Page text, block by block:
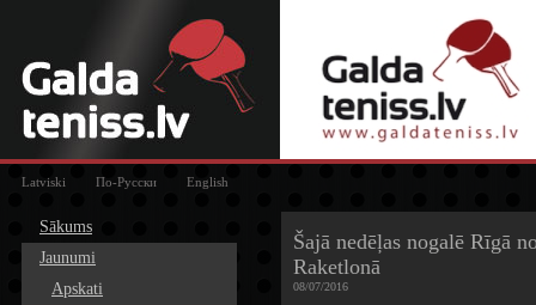
Latviski По-Русски English
Sākums
Jaunumi
Apskati
Šajā nedēļas nogalē Rīgā
Raketlonā
08/07/2016